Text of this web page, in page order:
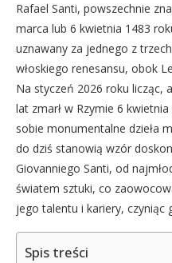
Rafael Santi, powszechnie
marca lub 6 kwietnia 1483
uznawany za jednego z
włoskiego renesansu, obok
Na styczeń 2026 roku licząc,
lat zmarł w Rzymie 6
sobie monumentalne dzieła
do dziś stanowią wzór
Giovanniego Santi, od
światem sztuki, co
jego talentu i kariery, czyniąc
Spis treści